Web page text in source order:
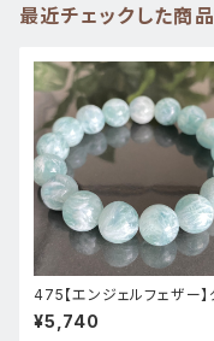
最近チェックした商品
475【エンジェルフェザー】
ーンフローライト★天然石
ーストーンブレスレット
¥5,740